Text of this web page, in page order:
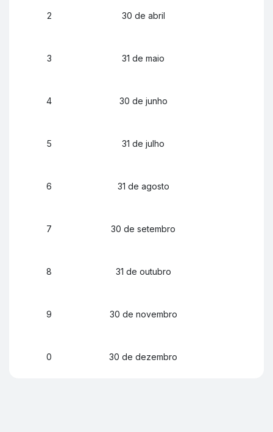
2 30 de abril
3 31 de maio
4 30 de junho
5 31 de julho
6 31 de agosto
7 30 de setembro
8 31 de outubro
9 30 de novembro
0 30 de dezembro